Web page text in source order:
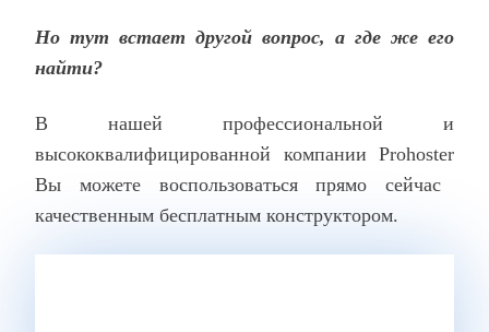
Но тут встает другой вопрос, а где же его
найти?
В нашей профессиональной и
высококвалифицированной компании Prohoster
Вы можете воспользоваться прямо сейчас
качественным бесплатным конструктором.